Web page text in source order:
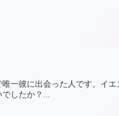
一彼に出会った人です。イエ
したか？...